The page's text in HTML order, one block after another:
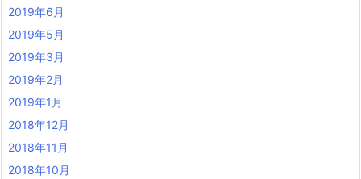
2019年6月
2019年5月
2019年3月
2019年2月
2019年1月
2018年12月
2018年11月
2018年10月